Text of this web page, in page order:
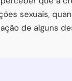
sexuais,
de alguns